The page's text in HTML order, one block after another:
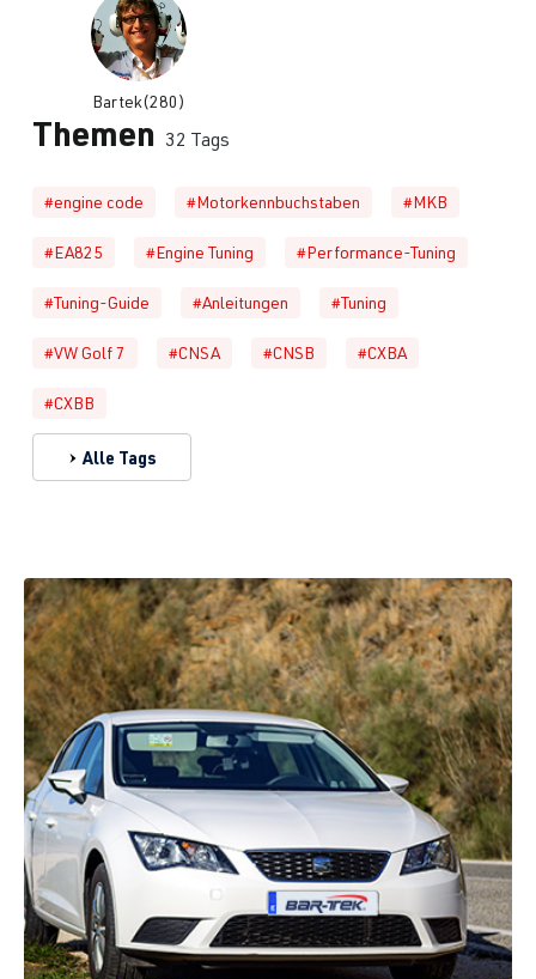
Bartek(280)
Themen 32 Tags
#engine code #Motorkennbuchstaben #MKB
#EA825 #Engine Tuning #Performance-Tuning
#Tuning-Guide #Anleitungen #Tuning
#VW Golf 7 #CNSA #CNSB #CXBA
#CXBB
Alle Tags